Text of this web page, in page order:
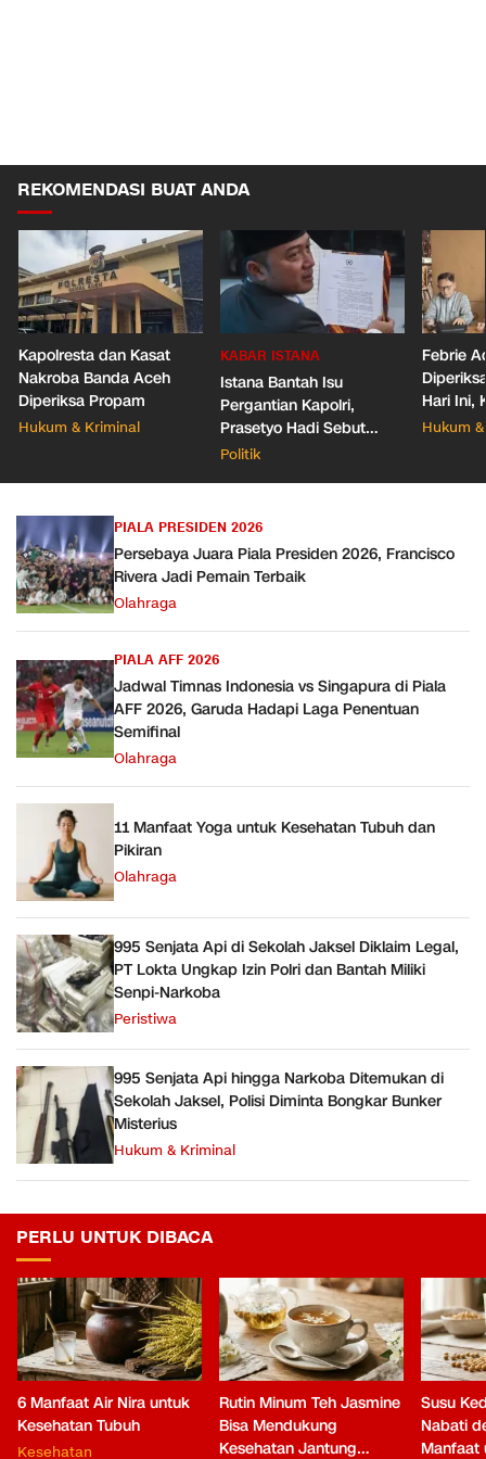
REKOMENDASI BUAT ANDA
Kapolresta dan Kasat
Nakroba Banda Aceh
Diperiksa Propam
Hukum & Kriminal
KABAR ISTANA
Istana Bantah Isu
Pergantian Kapolri,
Prasetyo Hadi Sebut
Belum Ada Surpres
Politik
Febrie
Hari Ini,
Hukum
PIALA PRESIDEN 2026
Persebaya Juara Piala Presiden 2026, Francisco
Rivera Jadi Pemain Terbaik
Olahraga
PIALA AFF 2026
Jadwal Timnas Indonesia vs Singapura di Piala
AFF 2026, Garuda Hadapi Laga Penentuan
Semifinal
Olahraga
11 Manfaat Yoga untuk Kesehatan Tubuh dan
Pikiran
Olahraga
995 Senjata Api di Sekolah Jaksel Diklaim Legal,
PT Lokta Ungkap Izin Polri dan Bantah Miliki
Senpi-Narkoba
Peristiwa
995 Senjata Api hingga Narkoba Ditemukan di
Sekolah Jaksel, Polisi Diminta Bongkar Bunker
Misterius
Hukum & Kriminal
PERLU UNTUK DIBACA
6 Manfaat Air Nira untuk
Kesehatan Tubuh
Kesehatan
Rutin Minum Teh Jasmine
Bisa Mendukung
Kesehatan Jantung
Susu
Nabati
Manfaat